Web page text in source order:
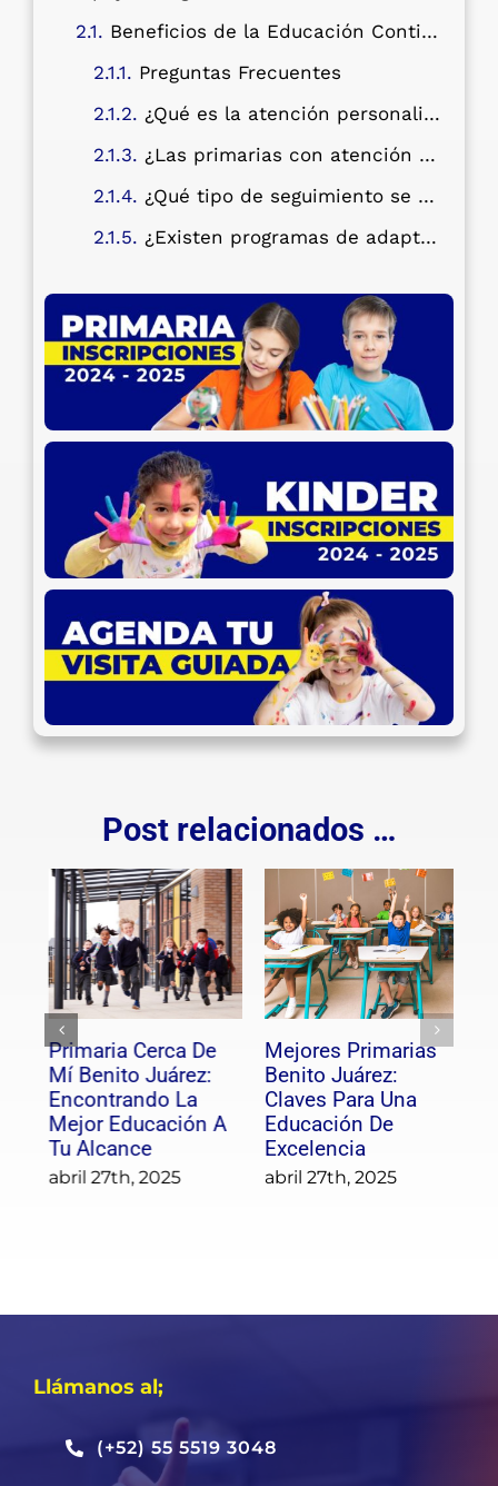
Beneficios de la Educación Continua
Preguntas Frecuentes
¿Qué es la atención personalizada en la educación primaria?
¿Las primarias con atención personalizada tienen un costo adicional?
¿Qué tipo de seguimiento se realiza en estas primarias?
¿Existen programas de adaptación para niños con dificultades de aprendizaje?
Post relacionados …
Primaria, Segura En
Benito Juárez: La
Tranquilidad De
Confiar El Futuro De
Tus Hijos
abril 27th, 2025
Primaria Cerca De
Mí Benito Juárez:
Encontrando La
Mejor Educación A
Tu Alcance
abril 27th, 2025
Llámanos al;
(+52) 55 5519 3048